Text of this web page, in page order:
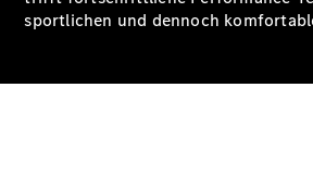
sportlichen und dennoch